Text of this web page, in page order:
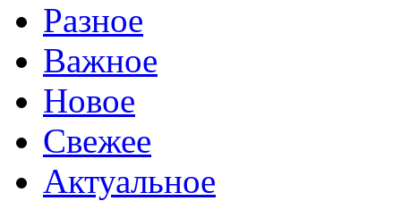
Разное
Важное
Новое
Свежее
Актуальное